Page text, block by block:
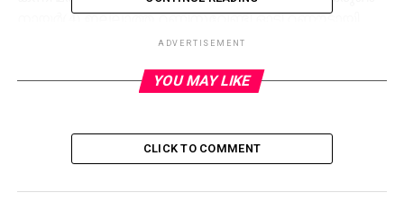
നായര്‍(4) ഇല്ലാത്ത റണ്ണിനുവേണ്ടി ഓടി റണ്ണൗട്ടായി.
അഞ്ചു വിക്കറ്റിന് 156 എന്ന നിലയില്‍ വന്‍ തകര്‍ച്ചയെ
നടത്തിയ ചെറുത്തു നില്‍പാണ് കരകയറാന്‍
കൂട്ടിച്ചേര്‍ത്തിട്ടുണ്ട്. ഇംഗ്ലണ്ടിനു വേണ്ടി ആദില്‍ റഷീദ്
മൂന്നും ബെന്‍സ്‌റ്റോക്‌സ് രണ്ടും വിക്കറ്റ് വീഴ്ത്തി. നേരത്തെ
എട്ടിന് 268 എന്ന നിലയില്‍ ബാറ്റിങ് പുനരാരംഭിച്ച
ADVERTISEMENT
YOU MAY LIKE
CLICK TO COMMENT